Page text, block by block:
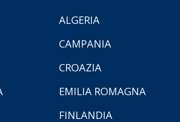
ALGERIA
CAMPANIA
CROAZIA
EMILIA ROMAGNA
FINLANDIA